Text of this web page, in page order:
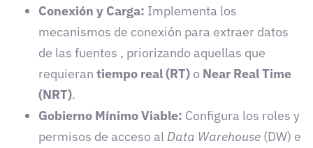
Conexión y Carga: Implementa los
mecanismos de conexión para extraer datos
de las fuentes , priorizando aquellas que
requieran tiempo real (RT) o Near Real Time
(NRT).
Gobierno Mínimo Viable: Configura los roles y
permisos de acceso alData Warehouse (DW) e